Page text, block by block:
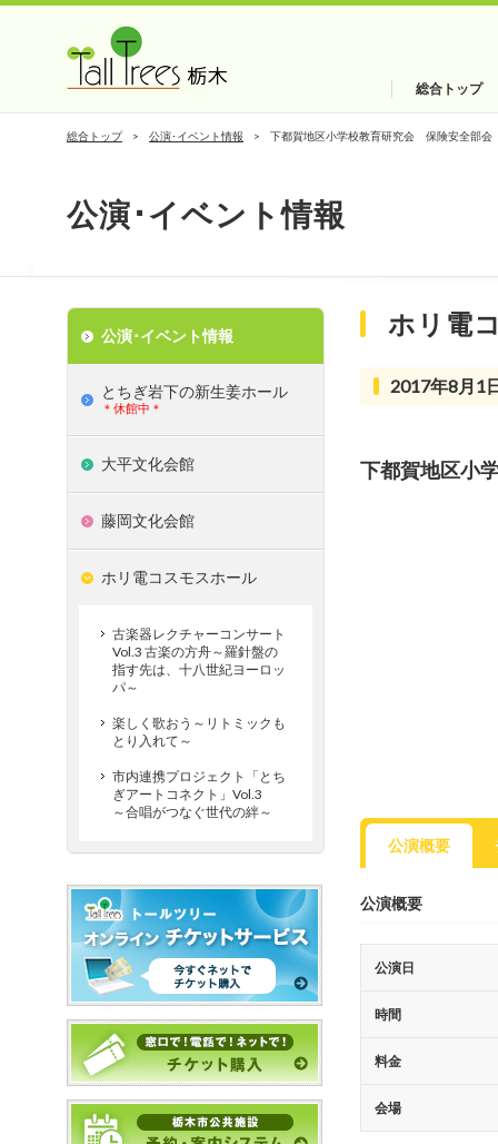
総合トップ
総合トップ 公演･イベント情報 下都賀地区小学校教育研究会 保険安全部会
公演･イベント情報
ホリ電
2017年8月1
下都賀地区小
公演概要
公演概要
公演日
時間
料金
会場
公演･イベント情報
とちぎ岩下の新⽣姜ホール
＊休館中＊
大平文化会館
藤岡文化会館
ホリ電コスモスホール
古楽器レクチャーコンサート
Vol.3 古楽の方舟～羅針盤の
指す先は、十八世紀ヨーロッ
パ～
楽しく歌おう～リトミックも
とり入れて～
市内連携プロジェクト「とち
ぎアートコネクト」Vol.3
～合唱がつなぐ世代の絆～